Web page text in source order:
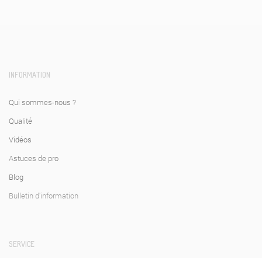
INFORMATION
Qui sommes-nous ?
Qualité
Vidéos
Astuces de pro
Blog
Bulletin d'information
SERVICE